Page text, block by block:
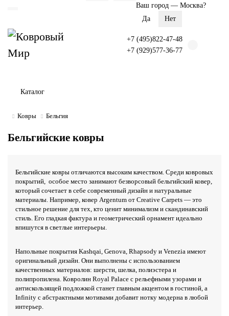
Ваш город — Москва?
+7 (495)822-47-48
+7 (929)577-36-77
Каталог
Ковры Бельгия
Бельгийские ковры
Бельгийские ковры отличаются высоким качеством. Среди ковровых
покрытий, особое место занимают безворсовый бельгийский ковер,
который сочетает в себе современный дизайн и натуральные
материалы. Например, ковер Argentum от Creative Carpets — это
стильное решение для тех, кто ценит минимализм и скандинавский
стиль. Его гладкая фактура и геометрический орнамент идеально
впишутся в светлые интерьеры.
Напольные покрытия Kashqai, Genova, Rhapsody и Venezia имеют
оригинальный дизайн. Они выполнены с использованием
качественных материалов: шерсти, шелка, полиэстера и
полипропилена. Ковролин Royal Palace с рельефными узорами и
антискользящей подложкой станет главным акцентом в гостиной, а
Infinity с абстрактными мотивами добавит нотку модерна в любой
интерьер.